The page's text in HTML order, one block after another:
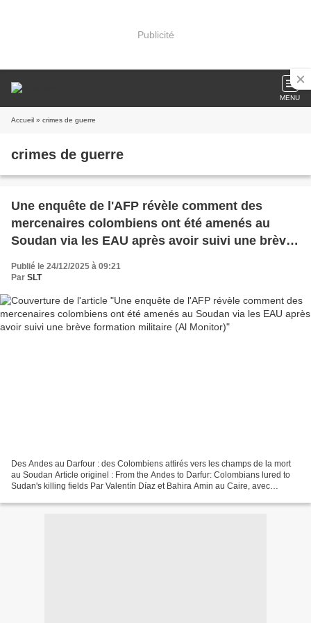
Publicité
MENU
Accueil » crimes de guerre
crimes de guerre
Une enquête de l'AFP révèle comment des
mercenaires colombiens ont été amenés au
Soudan via les EAU après avoir suivi une brève
formation militaire (Al Monitor)
Publié le 24/12/2025 à 09:21
Par SLT
Des Andes au Darfour : des Colombiens attirés vers les champs de la mort
au Soudan Article originel : From the Andes to Darfur: Colombians lured to
Sudan's killing fields Par Valentín Díaz et Bahira Amin au Caire, avec